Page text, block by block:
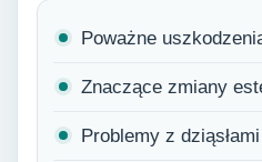
Poważne
Znaczące zmiany
Problemy z